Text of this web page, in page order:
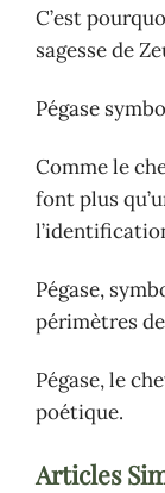
C’est
sagesse de
Pégase
Comme le
font plus
Pégase,
périmètres
Pégase, le
poétique.
Articles